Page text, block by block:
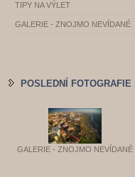
TIPY NA VÝLET
GALERIE - ZNOJMO NEVÍDANÉ
POSLEDNÍ FOTOGRAFIE
GALERIE - ZNOJMO NEVÍDANÉ